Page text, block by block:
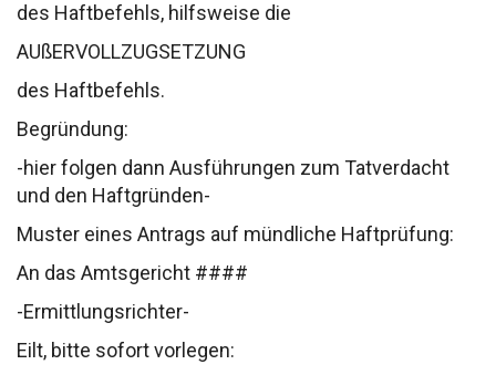
des Haftbefehls, hilfsweise die
AUßERVOLLZUGSETZUNG
des Haftbefehls.
Begründung:
-hier folgen dann Ausführungen zum Tatverdacht
und den Haftgründen-
Muster eines Antrags auf mündliche Haftprüfung:
An das Amtsgericht ####
-Ermittlungsrichter-
Eilt, bitte sofort vorlegen: